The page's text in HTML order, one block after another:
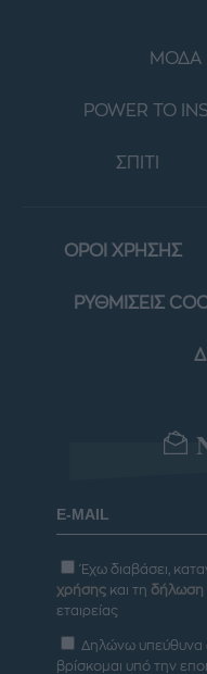
ΜΟΔΑ
POWER TO
ΣΠΙΤΙ
ΟΡΟΙ ΧΡΗΣΗΣ
ΡΥΘΜΙΣΕΙΣ
Έχω διαβάσει,
χρήσης και τη δήλωση
εταιρείας
Δηλώνω υπεύθυνα
βρίσκομαι υπό την